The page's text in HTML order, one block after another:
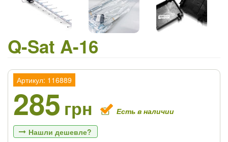
Q-Sat A-16
Артикул: 116889
285 грн Есть в наличии
Нашли дешевле?